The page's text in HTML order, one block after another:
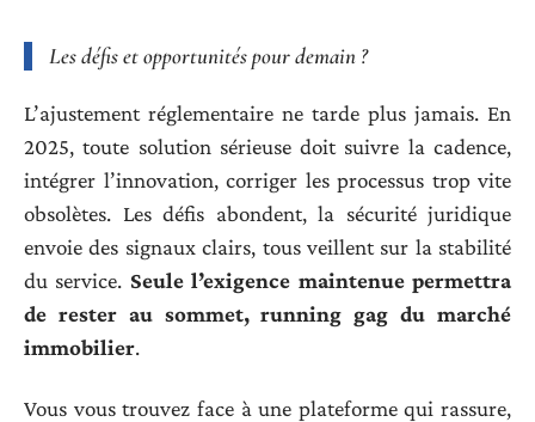
Les défis et opportunités pour demain ?
L’ajustement réglementaire ne tarde plus jamais. En
2025, toute solution sérieuse doit suivre la cadence,
intégrer l’innovation, corriger les processus trop vite
obsolètes. Les défis abondent, la sécurité juridique
envoie des signaux clairs, tous veillent sur la stabilité
du service. Seule l’exigence maintenue permettra
de rester au sommet, running gag du marché
immobilier.
Vous vous trouvez face à une plateforme qui rassure,